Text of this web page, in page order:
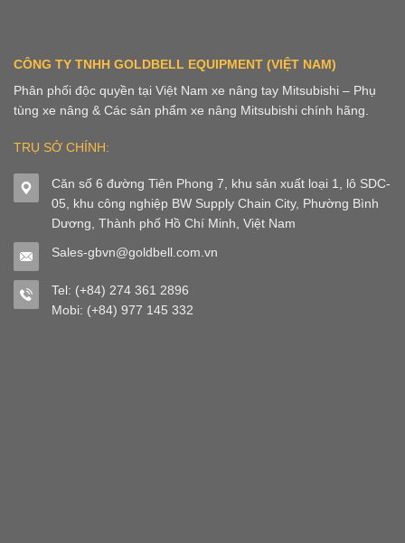
CÔNG TY TNHH GOLDBELL EQUIPMENT (VIỆT NAM)
Phân phối độc quyền tại Việt Nam xe nâng tay Mitsubishi – Phụ
tùng xe nâng & Các sản phẩm xe nâng Mitsubishi chính hãng.
TRỤ SỞ CHÍNH:
Căn số 6 đường Tiên Phong 7, khu sản xuất loại 1, lô SDC-
05, khu công nghiệp BW Supply Chain City, Phường Bình
Dương, Thành phố Hồ Chí Minh, Việt Nam
Sales-gbvn@goldbell.com.vn
Tel: (+84) 274 361 2896
Mobi: (+84) 977 145 332